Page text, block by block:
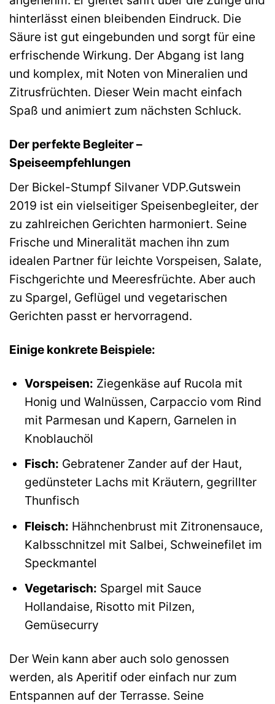
hinterlässt einen bleibenden Eindruck. Die
Säure ist gut eingebunden und sorgt für eine
erfrischende Wirkung. Der Abgang ist lang
und komplex, mit Noten von Mineralien und
Zitrusfrüchten. Dieser Wein macht einfach
Spaß und animiert zum nächsten Schluck.
Der perfekte Begleiter –
Speiseempfehlungen
Der Bickel-Stumpf Silvaner VDP.Gutswein
2019 ist ein vielseitiger Speisenbegleiter, der
zu zahlreichen Gerichten harmoniert. Seine
Frische und Mineralität machen ihn zum
idealen Partner für leichte Vorspeisen, Salate,
Fischgerichte und Meeresfrüchte. Aber auch
zu Spargel, Geflügel und vegetarischen
Gerichten passt er hervorragend.
Einige konkrete Beispiele:
Vorspeisen: Ziegenkäse auf Rucola mit
Honig und Walnüssen, Carpaccio vom Rind
mit Parmesan und Kapern, Garnelen in
Knoblauchöl
Fisch: Gebratener Zander auf der Haut,
gedünsteter Lachs mit Kräutern, gegrillter
Thunfisch
Fleisch: Hähnchenbrust mit Zitronensauce,
Kalbsschnitzel mit Salbei, Schweinefilet im
Speckmantel
Vegetarisch: Spargel mit Sauce
Hollandaise, Risotto mit Pilzen,
Gemüsecurry
Der Wein kann aber auch solo genossen
werden, als Aperitif oder einfach nur zum
Entspannen auf der Terrasse. Seine